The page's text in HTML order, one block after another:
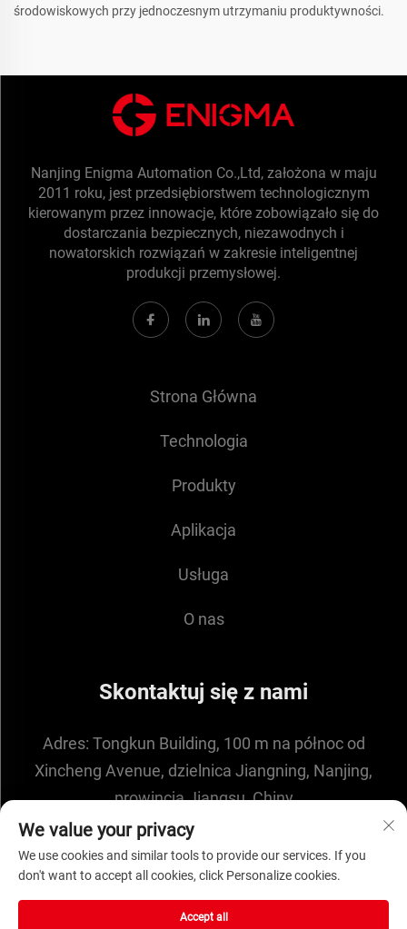
środowiskowych przy jednoczesnym utrzymaniu produktywności.
Nanjing Enigma Automation Co.,Ltd, założona w maju
2011 roku, jest przedsiębiorstwem technologicznym
kierowanym przez innowacje, które zobowiązało się do
dostarczania bezpiecznych, niezawodnych i
nowatorskich rozwiązań w zakresie inteligentnej
produkcji przemysłowej.
Strona Główna
Technologia
Produkty
Aplikacja
Usługa
O nas
Skontaktuj się z nami
Adres: Tongkun Building, 100 m na północ od
Xincheng Avenue, dzielnica Jiangning, Nanjing,
prowincja Jiangsu, Chiny
E-mail: [email protected]
Prawa autorskie © 2025 przez NANJING ENIGMA
We value your privacy
We use cookies and similar tools to provide our services. If you
don't want to accept all cookies, click Personalize cookies.
Accept all